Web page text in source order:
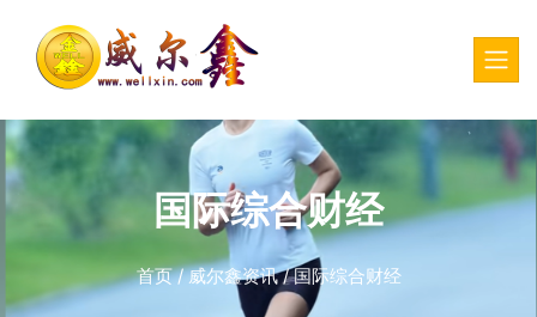
国际综合财经
首页/威尔鑫资讯/国际综合财经